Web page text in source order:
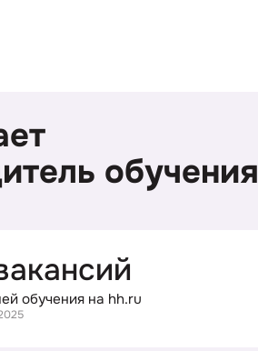
обучения
обучения на hh.ru